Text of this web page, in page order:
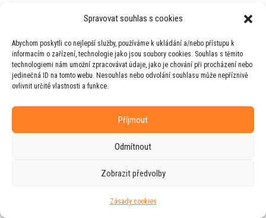
Spravovat souhlas s cookies
Abychom poskytli co nejlepší služby, používáme k ukládání a/nebo přístupu k
informacím o zařízení, technologie jako jsou soubory cookies. Souhlas s těmito
technologiemi nám umožní zpracovávat údaje, jako je chování při procházení nebo
jedinečná ID na tomto webu. Nesouhlas nebo odvolání souhlasu může nepříznivě
ovlivnit určité vlastnosti a funkce.
Příjmout
Odmítnout
Zobrazit předvolby
Zásady cookies
Horeckého
Web vytvořila firmaRUDIve spolupráci s
agenturou